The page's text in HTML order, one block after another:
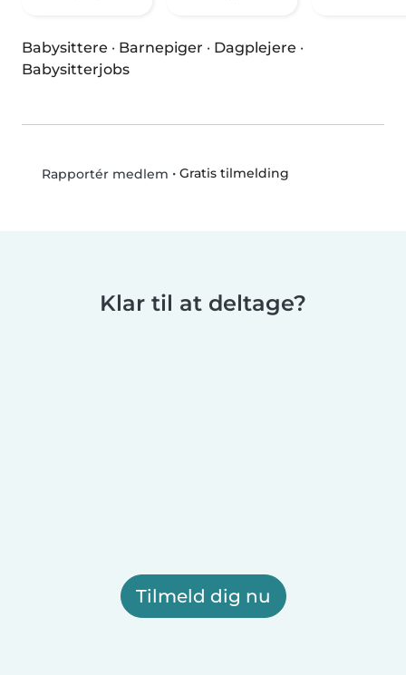
Babysittere · Barnepiger · Dagplejere ·
Babysitterjobs
Rapportér medlem • Gratis tilmelding
Klar til at deltage?
Tilmeld dig nu